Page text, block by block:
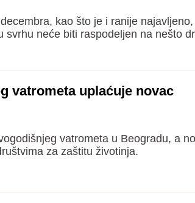
kao što je i ranije
neće biti raspodeljen na nešto
vatrometa uplaćuje novac
vatrometa u Beogradu, a
za zaštitu životinja.